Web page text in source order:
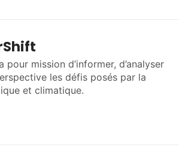
pour mission d’informer, d’analyser
les défis posés par la
et climatique.